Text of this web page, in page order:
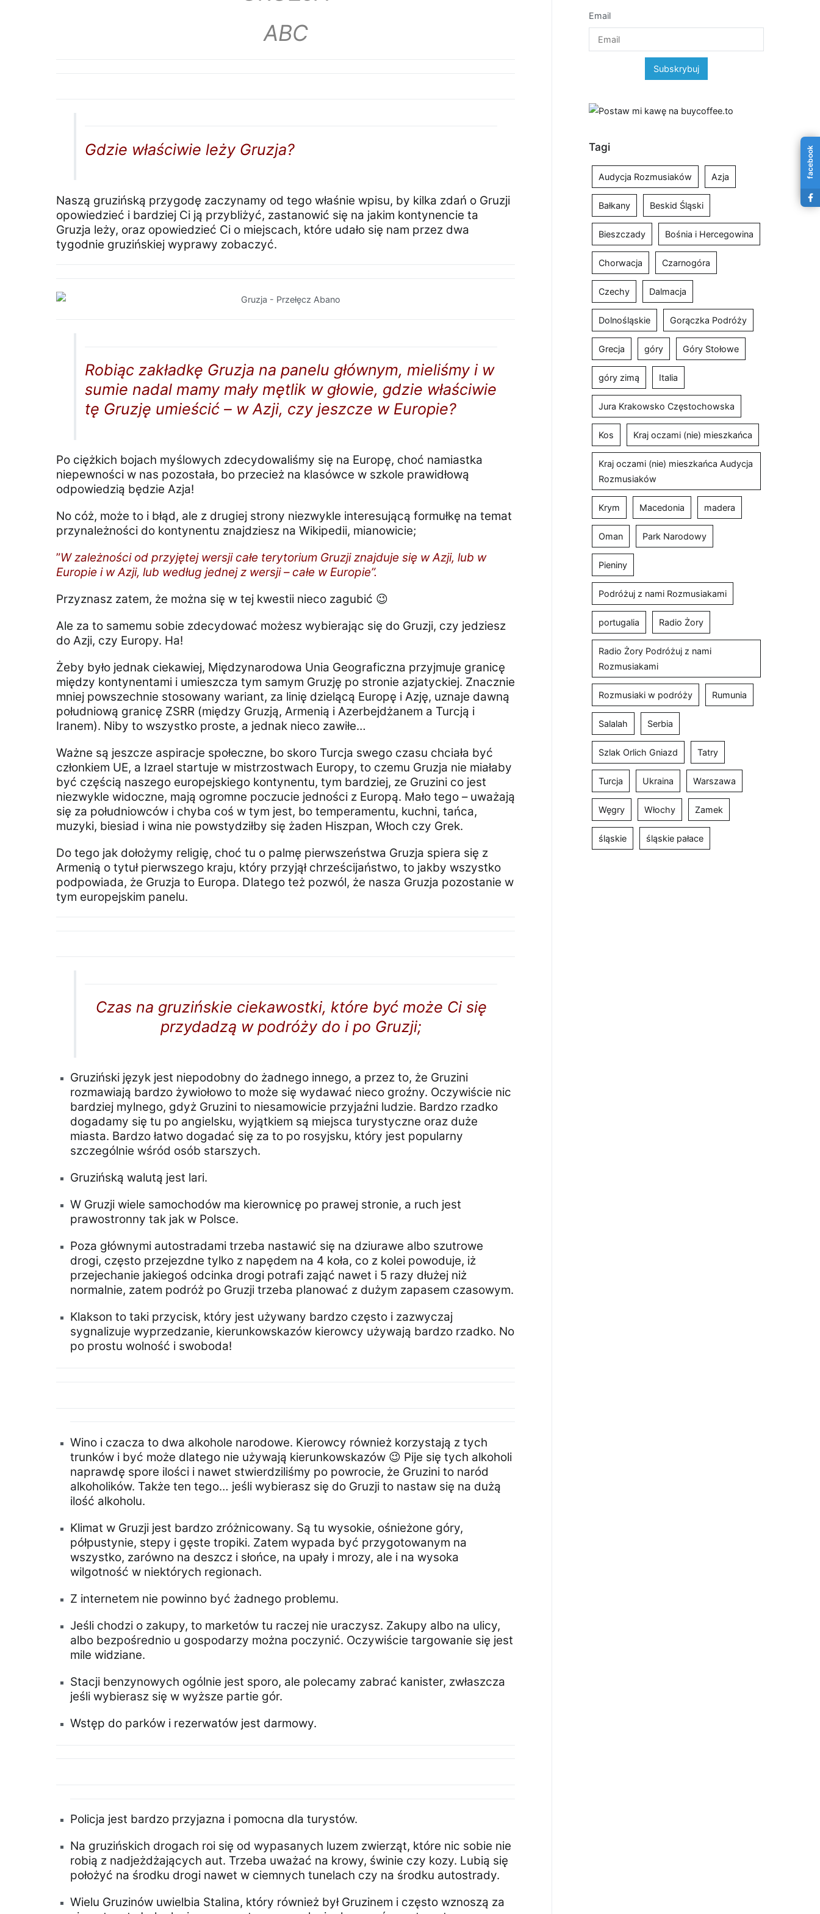
ABC
Gdzie właściwie leży Gruzja?
Naszą gruzińską przygodę zaczynamy od tego właśnie wpisu, by kilka zdań o Gruzji
opowiedzieć i bardziej Ci ją przybliżyć, zastanowić się na jakim kontynencie ta
Gruzja leży, oraz opowiedzieć Ci o miejscach, które udało się nam przez dwa
tygodnie gruzińskiej wyprawy zobaczyć.
Robiąc zakładkę Gruzja na panelu głównym, mieliśmy i w
sumie nadal mamy mały mętlik w głowie, gdzie właściwie
tę Gruzję umieścić – w Azji, czy jeszcze w Europie?
Po ciężkich bojach myślowych zdecydowaliśmy się na Europę, choć namiastka
niepewności w nas pozostała, bo przecież na klasówce w szkole prawidłową
odpowiedzią będzie Azja!
No cóż, może to i błąd, ale z drugiej strony niezwykle interesującą formułkę na temat
przynależności do kontynentu znajdziesz na Wikipedii, mianowicie;
”W zależności od przyjętej wersji całe terytorium Gruzji znajduje się w Azji, lub w
Europie i w Azji, lub według jednej z wersji – całe w Europie”.
Przyznasz zatem, że można się w tej kwestii nieco zagubić 😉
Ale za to samemu sobie zdecydować możesz wybierając się do Gruzji, czy jedziesz
do Azji, czy Europy. Ha!
Żeby było jednak ciekawiej, Międzynarodowa Unia Geograficzna przyjmuje granicę
między kontynentami i umieszcza tym samym Gruzję po stronie azjatyckiej. Znacznie
mniej powszechnie stosowany wariant, za linię dzielącą Europę i Azję, uznaje dawną
południową granicę ZSRR (między Gruzją, Armenią i Azerbejdżanem a Turcją i
Iranem). Niby to wszystko proste, a jednak nieco zawiłe…
Ważne są jeszcze aspiracje społeczne, bo skoro Turcja swego czasu chciała być
członkiem UE, a Izrael startuje w mistrzostwach Europy, to czemu Gruzja nie miałaby
być częścią naszego europejskiego kontynentu, tym bardziej, ze Gruzini co jest
niezwykle widoczne, mają ogromne poczucie jedności z Europą. Mało tego – uważają
się za południowców i chyba coś w tym jest, bo temperamentu, kuchni, tańca,
muzyki, biesiad i wina nie powstydziłby się żaden Hiszpan, Włoch czy Grek.
Do tego jak dołożymy religię, choć tu o palmę pierwszeństwa Gruzja spiera się z
Armenią o tytuł pierwszego kraju, który przyjął chrześcijaństwo, to jakby wszystko
podpowiada, że Gruzja to Europa. Dlatego też pozwól, że nasza Gruzja pozostanie w
tym europejskim panelu.
Czas na gruzińskie ciekawostki, które być może Ci się
przydadzą w podróży do i po Gruzji;
Gruziński język jest niepodobny do żadnego innego, a przez to, że Gruzini
rozmawiają bardzo żywiołowo to może się wydawać nieco groźny. Oczywiście nic
bardziej mylnego, gdyż Gruzini to niesamowicie przyjaźni ludzie. Bardzo rzadko
dogadamy się tu po angielsku, wyjątkiem są miejsca turystyczne oraz duże
miasta. Bardzo łatwo dogadać się za to po rosyjsku, który jest popularny
szczególnie wśród osób starszych.
Gruzińską walutą jest lari.
W Gruzji wiele samochodów ma kierownicę po prawej stronie, a ruch jest
prawostronny tak jak w Polsce.
Poza głównymi autostradami trzeba nastawić się na dziurawe albo szutrowe
drogi, często przejezdne tylko z napędem na 4 koła, co z kolei powoduje, iż
przejechanie jakiegoś odcinka drogi potrafi zająć nawet i 5 razy dłużej niż
normalnie, zatem podróż po Gruzji trzeba planować z dużym zapasem czasowym.
Klakson to taki przycisk, który jest używany bardzo często i zazwyczaj
sygnalizuje wyprzedzanie, kierunkowskazów kierowcy używają bardzo rzadko. No
po prostu wolność i swoboda!
Wino i czacza to dwa alkohole narodowe. Kierowcy również korzystają z tych
trunków i być może dlatego nie używają kierunkowskazów 😉 Pije się tych alkoholi
naprawdę spore ilości i nawet stwierdziliśmy po powrocie, że Gruzini to naród
alkoholików. Także ten tego… jeśli wybierasz się do Gruzji to nastaw się na dużą
ilość alkoholu.
Klimat w Gruzji jest bardzo zróżnicowany. Są tu wysokie, ośnieżone góry,
półpustynie, stepy i gęste tropiki. Zatem wypada być przygotowanym na
wszystko, zarówno na deszcz i słońce, na upały i mrozy, ale i na wysoka
wilgotność w niektórych regionach.
Z internetem nie powinno być żadnego problemu.
Jeśli chodzi o zakupy, to marketów tu raczej nie uraczysz. Zakupy albo na ulicy,
albo bezpośrednio u gospodarzy można poczynić. Oczywiście targowanie się jest
mile widziane.
Stacji benzynowych ogólnie jest sporo, ale polecamy zabrać kanister, zwłaszcza
jeśli wybierasz się w wyższe partie gór.
Wstęp do parków i rezerwatów jest darmowy.
Policja jest bardzo przyjazna i pomocna dla turystów.
Na gruzińskich drogach roi się od wypasanych luzem zwierząt, które nic sobie nie
robią z nadjeżdżających aut. Trzeba uważać na krowy, świnie czy kozy. Lubią się
położyć na środku drogi nawet w ciemnych tunelach czy na środku autostrady.
Wielu Gruzinów uwielbia Stalina, który również był Gruzinem i często wznoszą za
Email
Tagi
Audycja Rozmusiaków Azja
Bałkany Beskid Śląski
Bieszczady Bośnia i Hercegowina
Chorwacja Czarnogóra
Czechy Dalmacja
Dolnośląskie Gorączka Podróży
Grecja góry Góry Stołowe
góry zimą Italia
Jura Krakowsko Częstochowska
Kos Kraj oczami (nie) mieszkańca
Kraj oczami (nie) mieszkańca Audycja
Rozmusiaków
Krym Macedonia madera
Oman Park Narodowy
Pieniny
Podróżuj z nami Rozmusiakami
portugalia Radio Żory
Radio Żory Podróżuj z nami
Rozmusiakami
Rozmusiaki w podróży Rumunia
Salalah Serbia
Szlak Orlich Gniazd Tatry
Turcja Ukraina Warszawa
Węgry Włochy Zamek
śląskie śląskie pałace
facebook